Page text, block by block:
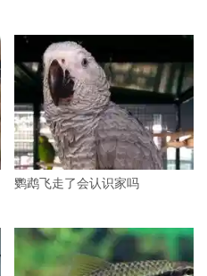
鹦鹉飞走了会认识家吗